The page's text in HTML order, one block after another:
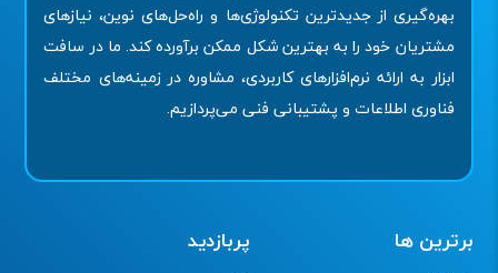
بهره‌گیری از جدیدترین تکنولوژی‌ها و راه‌حل‌های نوین، نیازهای
مشتریان خود را به بهترین شکل ممکن برآورده کند. ما در سافت
ابزار به ارائه نرم‌افزارهای کاربردی، مشاوره در زمینه‌های مختلف
فناوری اطلاعات و پشتیبانی فنی می‌پردازیم.
برترین ها پربازدید